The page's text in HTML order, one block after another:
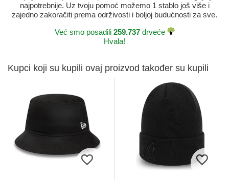
najpotrebnije. Uz tvoju pomoć možemo 1 stablo još više i
zajedno zakoračiti prema održivosti i boljoj budućnosti za sve.
Već smo posadili 259.737drveće
Hvala!
Kupci koji su kupili ovaj proizvod također su kupili